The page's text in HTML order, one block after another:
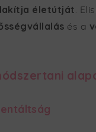
életútját.
és a